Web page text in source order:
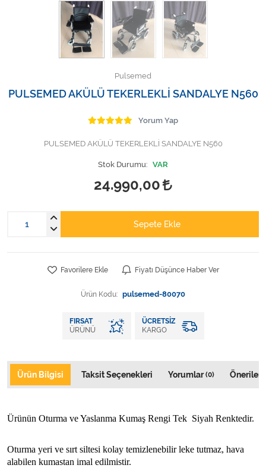
Sarf Malzemeleri
Sarf Malzemeleri
Varis Çorapları
Pulsemed
PULSEMED AKÜLÜ TEKERLEKLİ SANDALYE N560
Yorum Yap
PULSEMED AKÜLÜ TEKERLEKLİ SANDALYE N560
Stok Durumu: VAR
24.990,00
Sepete Ekle
Favorilere Ekle Fiyatı Düşünce Haber Ver
Ürün Kodu: pulsemed-80070
FIRSAT
ÜRÜNÜ
ÜCRETSIZ
KARGO
Ürün Bilgisi Taksit Seçenekleri Yorumlar(0)
Ürünün Oturma ve Yaslanma Kumaş Rengi Tek  Siyah Renktedir.
Oturma yeri ve sırt siltesi kolay temizlenebilir leke tutmaz, hava
alabilen kumastan imal edilmistir.